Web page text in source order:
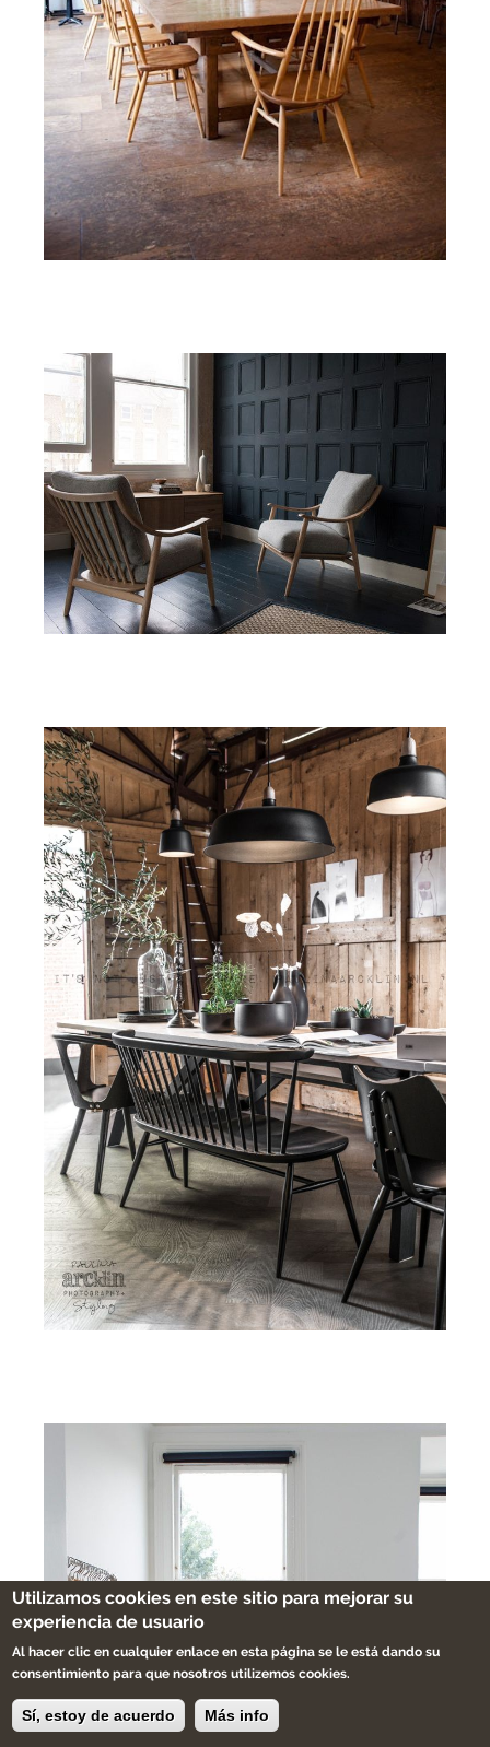
Utilizamos cookies en este sitio para mejorar su
experiencia de usuario
Al hacer clic en cualquier enlace en esta página se le está dando su
consentimiento para que nosotros utilizemos cookies.
Sí, estoy de acuerdo Más info